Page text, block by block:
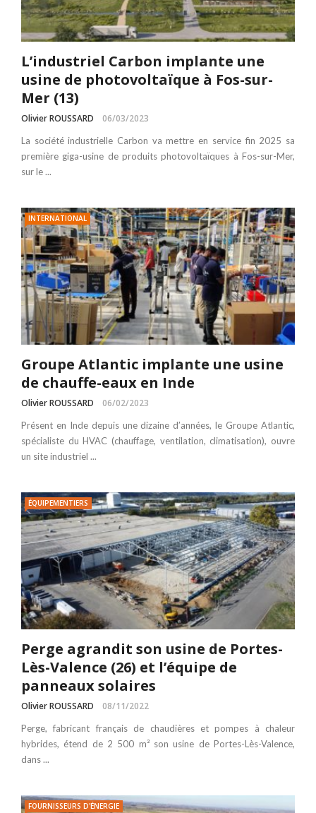
L’industriel Carbon implante une
usine de photovoltaïque à Fos-sur-
Mer (13)
Olivier ROUSSARD 06/03/2023
La société industrielle Carbon va mettre en service fin 2025 sa
première giga-usine de produits photovoltaïques à Fos-sur-Mer,
sur le ...
INTERNATIONAL
Groupe Atlantic implante une usine
de chauffe-eaux en Inde
Olivier ROUSSARD 06/02/2023
Présent en Inde depuis une dizaine d’années, le Groupe Atlantic,
spécialiste du HVAC (chauffage, ventilation, climatisation), ouvre
un site industriel ...
ÉQUIPEMENTIERS
Perge agrandit son usine de Portes-
Lès-Valence (26) et l’équipe de
panneaux solaires
Olivier ROUSSARD 08/11/2022
Perge, fabricant français de chaudières et pompes à chaleur
hybrides, étend de 2 500 m² son usine de Portes-Lès-Valence,
dans ...
FOURNISSEURS D'ÉNERGIE